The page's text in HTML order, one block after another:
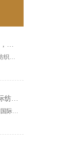
3月11-3月13日，华恩诚邀您共赴上海面辅料春夏展——华恩
2025年中国国际纺织面料及辅料（春夏）博览会即将盛大开启！感谢您对华恩品牌的关注！3.11-3.13，杭州华恩（LEMONLEE）诚邀您共赴这场春日的宴会！
2024年中国国际纺织面料及辅料（秋冬）博览会完美收官！——华恩
2024年8月，中国国际纺织面料及辅料（秋冬）博览会完美收官！作为一家拥有30年历史的专业衣架制造商，我们非常荣幸能够参与这一盛会，并在此期间与众多客户进行了广泛而深入的交流。